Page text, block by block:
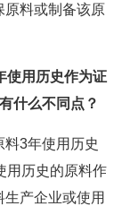
原料或制备该原
用历史作为证
什么不同点？
3年使用历史
用历史的原料作
产企业或使用